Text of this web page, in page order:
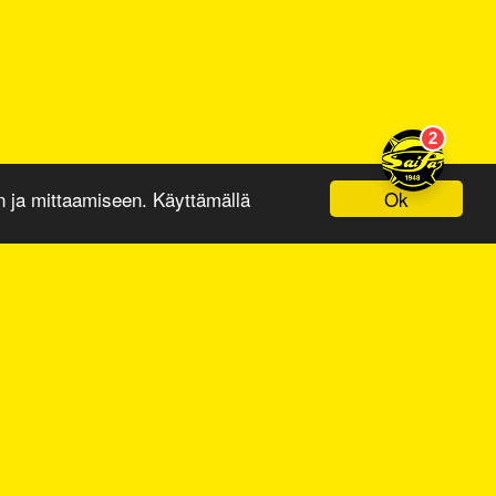
Ok
ja mittaamiseen. Käyttämällä